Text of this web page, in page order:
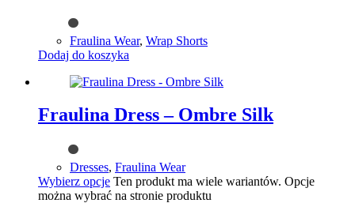
Fraulina Wear, Wrap Shorts
Dodaj do koszyka
Fraulina Dress – Ombre Silk
Dresses, Fraulina Wear
Wybierz opcje Ten produkt ma wiele wariantów. Opcje
można wybrać na stronie produktu